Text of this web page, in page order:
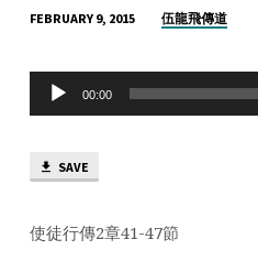
使
人
敬
的
會
FEBRUARY 9, 2015 伍龍飛傳道
Audio
Player
00:00
SAVE
使徒行傳2章41-47節